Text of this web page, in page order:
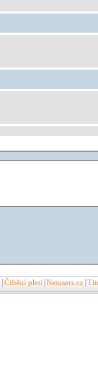
Čištění pleti Netusers.cz